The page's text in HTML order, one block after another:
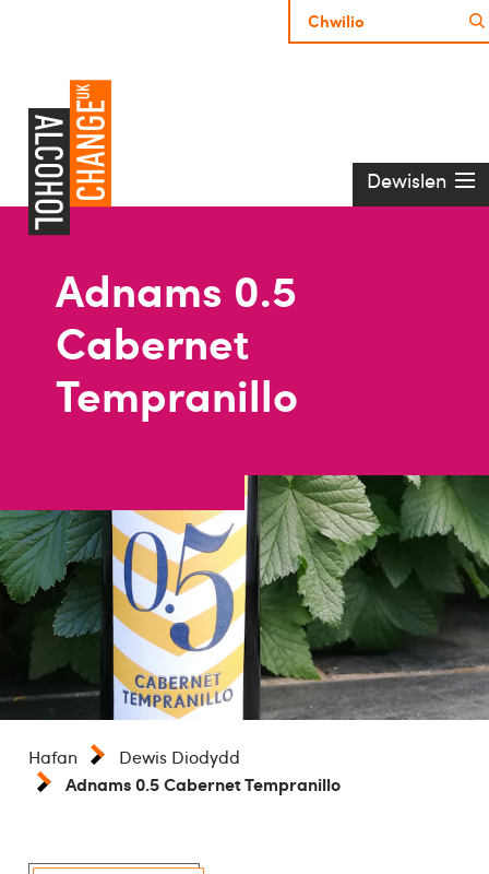
Dewislen
Adnams 0.5
Cabernet
Tempranillo
Hafan
Dewis Diodydd
Adnams 0.5 Cabernet Tempranillo